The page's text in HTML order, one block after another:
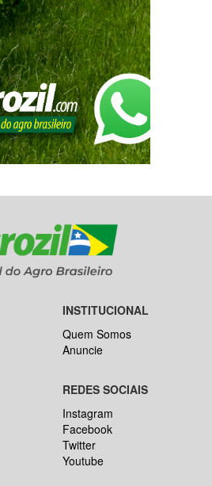
INSTITUCIONAL
Quem Somos
Anuncie
REDES SOCIAIS
Instagram
Facebook
Twitter
Youtube